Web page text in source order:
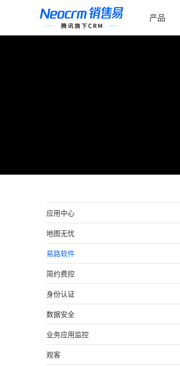
容
产品
应用中心
地图无忧
易路软件
简约费控
身份认证
数据安全
业务应用监控
观客